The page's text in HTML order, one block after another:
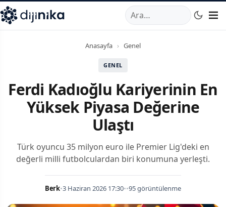
,Marmara Mahallesi,Beylikdüzü34520TRTelefon:0850
Anasayfa › Genel
GENEL
Ferdi Kadıoğlu Kariyerinin En
Yüksek Piyasa Değerine
Ulaştı
Türk oyuncu 35 milyon euro ile Premier Lig'deki en
değerli milli futbolculardan biri konumuna yerleşti.
Berk•3 Haziran 2026 17:30••95 görüntülenme